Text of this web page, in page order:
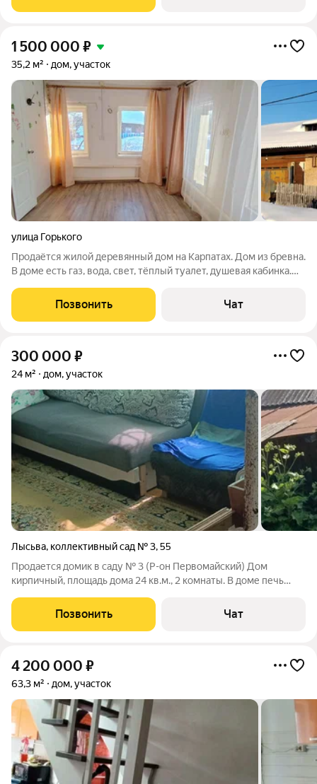
(на
1 500 000 ₽
35,2 м² дом, участок
улица Горького
Продаётся жилой деревянный дом на Карпатах. Дом из бревна.
В доме есть газ, вода, свет, тёплый туалет, душевая кабинка.
Позвонить Чат
300 000 ₽
24 м² дом, участок
Лысьва, коллективный сад № 3,55
Продается домик в саду № 3 (Р-он Первомайский) Дом
кирпичный, площадь дома 24 кв.м., 2 комнаты. В доме печь
подсобное помещение, беседка для отдыха. Земельный
участок в собственности, отмежеван,
Позвонить Чат
4 200 000 ₽
63,3 м² дом, участок